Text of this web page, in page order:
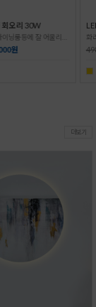
단 양면 50W
PD 거실등!
원
더보기